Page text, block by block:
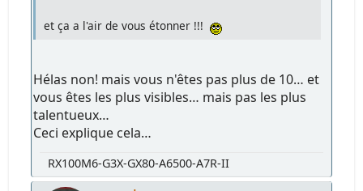
et ça a l'air de vous étonner !!!
Hélas non! mais vous n'êtes pas plus de 10… et
vous êtes les plus visibles… mais pas les plus
talentueux…
Ceci explique cela…
RX100M6-G3X-GX80-A6500-A7R-II